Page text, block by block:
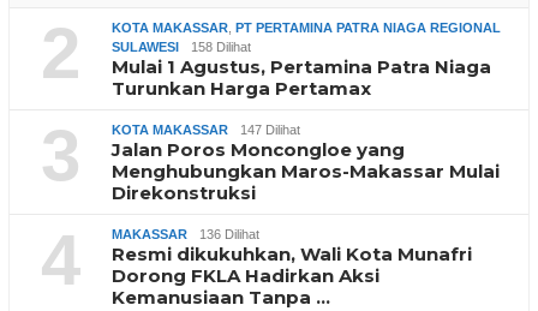
2 KOTA MAKASSAR
PT PERTAMINA PATRA NIAGA REGIONAL
SULAWESI
158 Dilihat
Mulai 1 Agustus, Pertamina Patra Niaga
Turunkan Harga Pertamax
3 KOTA MAKASSAR 147 Dilihat
Jalan Poros Moncongloe yang
Menghubungkan Maros-Makassar Mulai
Direkonstruksi
4 MAKASSAR 136 Dilihat
Resmi dikukuhkan, Wali Kota Munafri
Dorong FKLA Hadirkan Aksi
Kemanusiaan Tanpa …